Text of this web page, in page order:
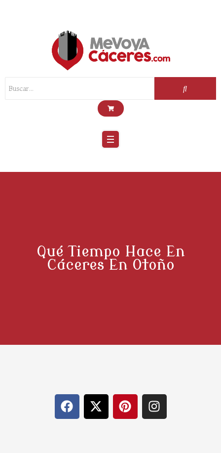
Qué Tiempo Hace En
Cáceres En Otoño
F
a
X
-
P
i
I
n